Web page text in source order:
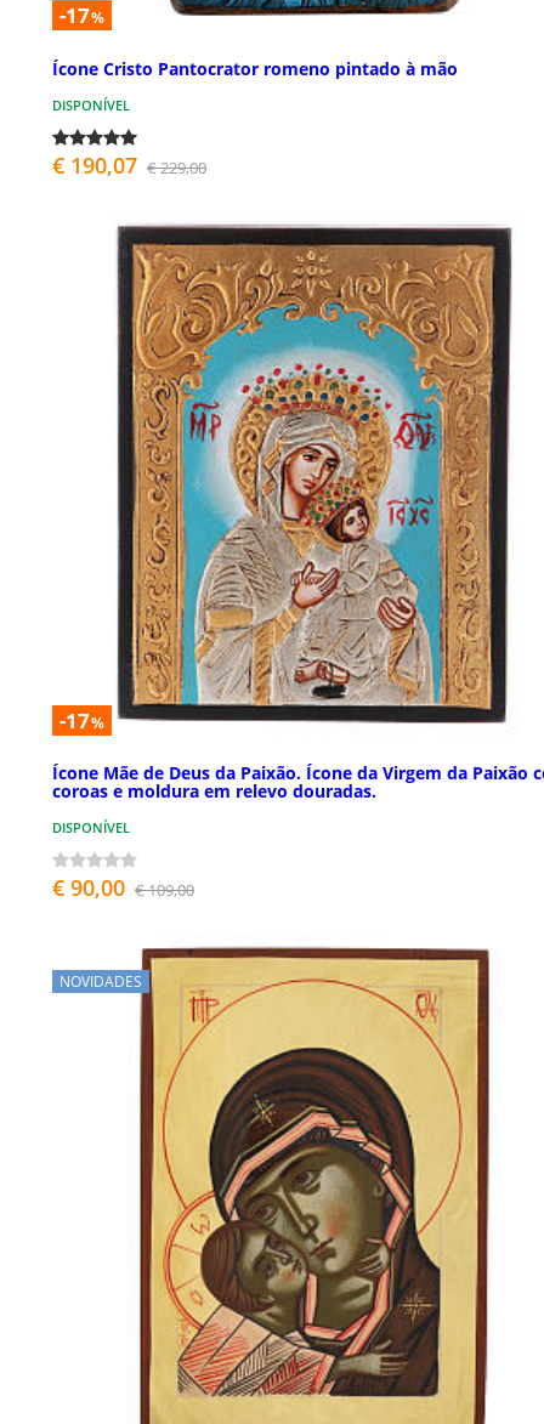
-17%
Ícone Cristo Pantocrator romeno pintado à mão
DISPONÍVEL
€ 190,07 € 229,00
-17%
Ícone Mãe de Deus da Paixão. Ícone da Virgem da Paixão
coroas e moldura em relevo douradas.
DISPONÍVEL
€ 90,00 € 109,00
NOVIDADES